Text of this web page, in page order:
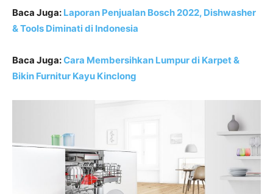
Baca Juga: Laporan Penjualan Bosch 2022, Dishwasher
& Tools Diminati di Indonesia
Baca Juga:Cara Membersihkan Lumpur di Karpet &
Bikin Furnitur Kayu Kinclong